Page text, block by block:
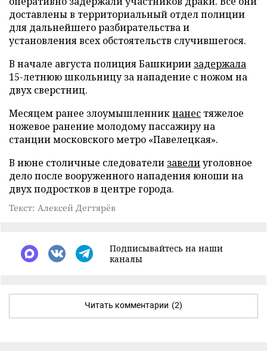
доставлены в территориальный отдел полиции
для дальнейшего разбирательства и
установления всех обстоятельств случившегося.
В начале августа полиция Башкирии задержала
15-летнюю школьницу за нападение с ножом на
двух сверстниц.
Месяцем ранее злоумышленникнанес тяжелое
ножевое ранение молодому пассажиру на
станции московского метро «Павелецкая».
В июне столичные следователи завелиуголовное
дело после вооруженного нападения юноши на
двух подростков в центре города.
Текст: Алексей Дегтярёв
Подписывайтесь на наши
каналы
Читать комментарии (2)